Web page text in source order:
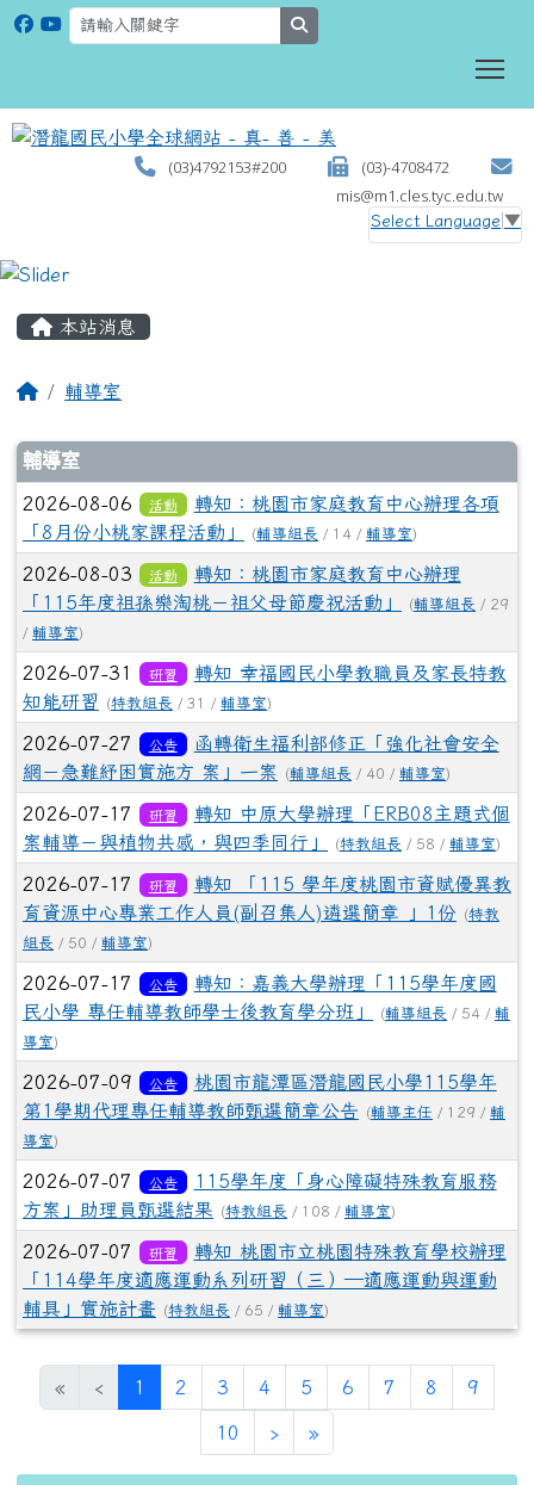
(03)4792153#200
(03)-4708472
mis@m1.cles.tyc.edu.tw
Select Language ▼
本站消息
輔導室
文章列表
輔導室
2026-08-06 活動
轉知：桃園市家庭教育中心辦理各項
「8月份小桃家課程活動」
(輔導組長 / 14 / 輔導室)
2026-08-03 活動
轉知：桃園市家庭教育中心辦理
「115年度祖孫樂淘桃－祖父母節慶祝活動」
(輔導組長 / 29
/ 輔導室)
2026-07-31 研習
轉知 幸福國民小學教職員及家長特教
知能研習
(特教組長 / 31 / 輔導室)
2026-07-27 公告
函轉衛生福利部修正「強化社會安全
網－急難紓困實施方 案」一案
(輔導組長 / 40 / 輔導室)
2026-07-17 研習
轉知 中原大學辦理「ERB08主題式個
案輔導－與植物共感，與四季同行」
(特教組長 / 58 / 輔導室)
2026-07-17 研習
轉知 「115 學年度桃園市資賦優異教
育資源中心專業工作人員(副召集人)遴選簡章 」1份
(特教
組長 / 50 / 輔導室)
2026-07-17 公告
轉知：嘉義大學辦理「115學年度國
民小學 專任輔導教師學士後教育學分班」
(輔導組長 / 54 / 輔
導室)
2026-07-09 公告
桃園市龍潭區潛龍國民小學115學年
第1學期代理專任輔導教師甄選簡章公告
(輔導主任 / 129 / 輔
導室)
2026-07-07 公告
115學年度「身心障礙特殊教育服務
方案」助理員甄選結果
(特教組長 / 108 / 輔導室)
2026-07-07 研習
轉知 桃園市立桃園特殊教育學校辦理
「114學年度適應運動系列研習（三）—適應運動與運動
輔具」實施計畫 (特教組長 / 65 / 輔導室)
« ‹ 1 (current)
2 3 4 5 6 7 8 9
10 › »